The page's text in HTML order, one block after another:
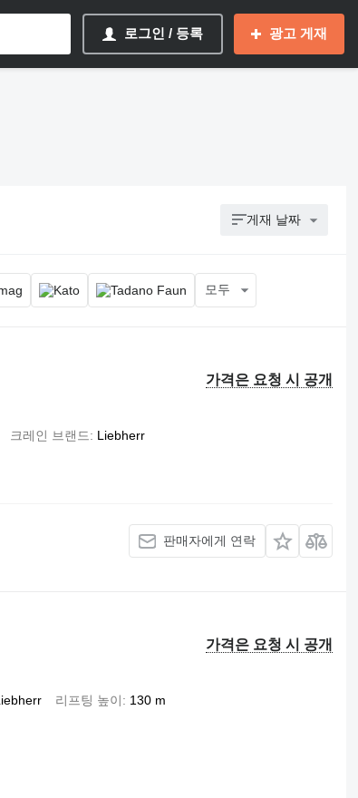
로그인 / 등록 광고 게재
게재 날짜
모두
가격은 요청 시 공개
크레인 브랜드
Liebherr
판매자에게 연락
가격은 요청 시 공개
리프팅 높이 130 m